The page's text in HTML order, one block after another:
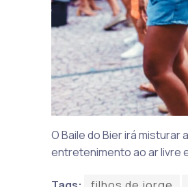
O Baile do Bier irá
entretenimento ao ar livre